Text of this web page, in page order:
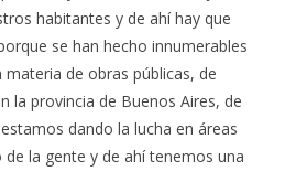
habitantes y de ahí hay que
se han hecho innumerables
de obras públicas, de
la provincia de Buenos Aires, de
dando la lucha en áreas
la gente y de ahí tenemos una